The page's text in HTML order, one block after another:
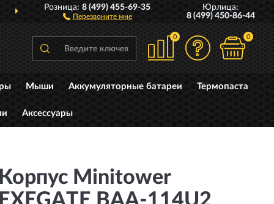
ДОСТАВИМ ПО ВСЕЙ РОССИИ
Розница:8 (499) 455-69-35
Перезвоните мне
Юрлица:
8 (499) 450-86-44
0 0
Мыши Аккумуляторные батареи Термопаста
Аксессуары
Minitower